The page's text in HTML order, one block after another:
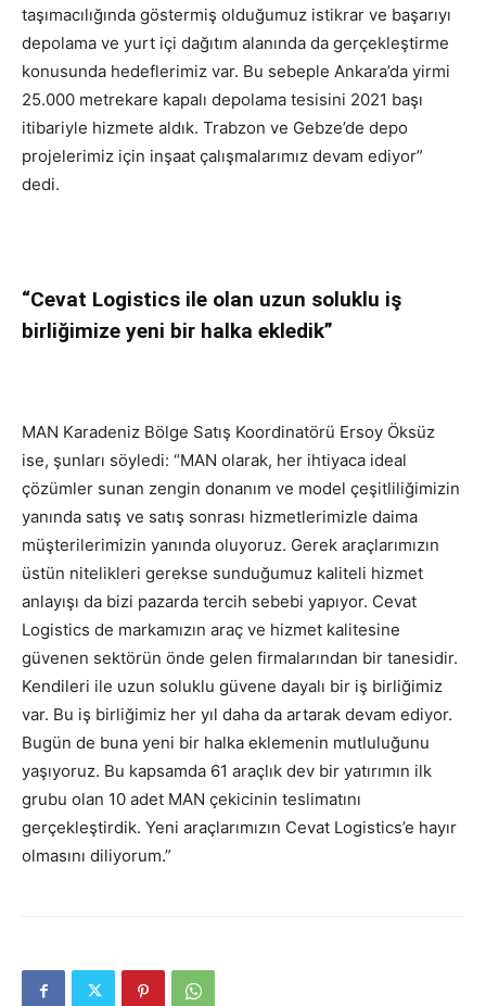
taşımacılığında göstermiş olduğumuz istikrar ve başarıyı
depolama ve yurt içi dağıtım alanında da gerçekleştirme
konusunda hedeflerimiz var. Bu sebeple Ankara’da yirmi
25.000 metrekare kapalı depolama tesisini 2021 başı
itibariyle hizmete aldık. Trabzon ve Gebze’de depo
projelerimiz için inşaat çalışmalarımız devam ediyor”
dedi.
“Cevat Logistics ile olan uzun soluklu iş
birliğimize yeni bir halka ekledik”
MAN Karadeniz Bölge Satış Koordinatörü Ersoy Öksüz
ise, şunları söyledi: “MAN olarak, her ihtiyaca ideal
çözümler sunan zengin donanım ve model çeşitliliğimizin
yanında satış ve satış sonrası hizmetlerimizle daima
müşterilerimizin yanında oluyoruz. Gerek araçlarımızın
üstün nitelikleri gerekse sunduğumuz kaliteli hizmet
anlayışı da bizi pazarda tercih sebebi yapıyor. Cevat
Logistics de markamızın araç ve hizmet kalitesine
güvenen sektörün önde gelen firmalarından bir tanesidir.
Kendileri ile uzun soluklu güvene dayalı bir iş birliğimiz
var. Bu iş birliğimiz her yıl daha da artarak devam ediyor.
Bugün de buna yeni bir halka eklemenin mutluluğunu
yaşıyoruz. Bu kapsamda 61 araçlık dev bir yatırımın ilk
grubu olan 10 adet MAN çekicinin teslimatını
gerçekleştirdik. Yeni araçlarımızın Cevat Logistics’e hayır
olmasını diliyorum.”